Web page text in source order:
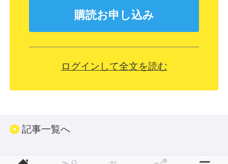
購読お申し込み
ログインして全文を読む
記事一覧へ